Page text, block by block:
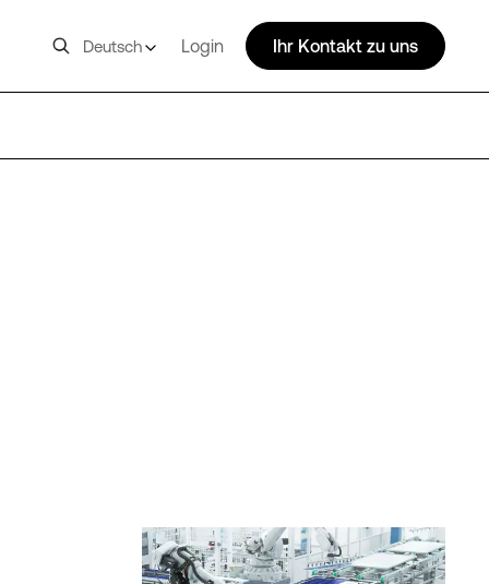
Deutsch Login Ihr Kontakt zu uns